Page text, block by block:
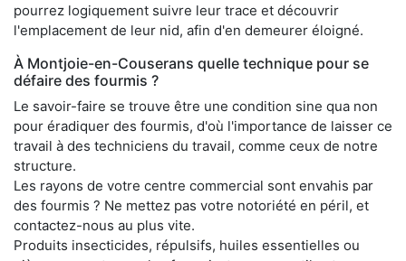
pourrez logiquement suivre leur trace et découvrir
l'emplacement de leur nid, afin d'en demeurer éloigné.
À Montjoie-en-Couserans quelle technique pour se
défaire des fourmis ?
Le savoir-faire se trouve être une condition sine qua non
pour éradiquer des fourmis, d'où l'importance de laisser ce
travail à des techniciens du travail, comme ceux de notre
structure.
Les rayons de votre centre commercial sont envahis par
des fourmis ? Ne mettez pas votre notoriété en péril, et
contactez-nous au plus vite.
Produits insecticides, répulsifs, huiles essentielles ou